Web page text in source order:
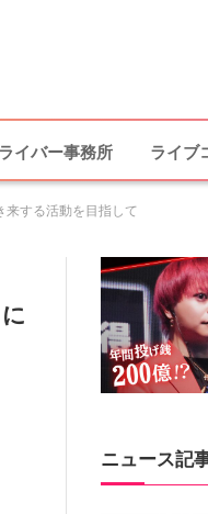
ライバー事務所 ライブ
来する活動を目指して
ニュース記